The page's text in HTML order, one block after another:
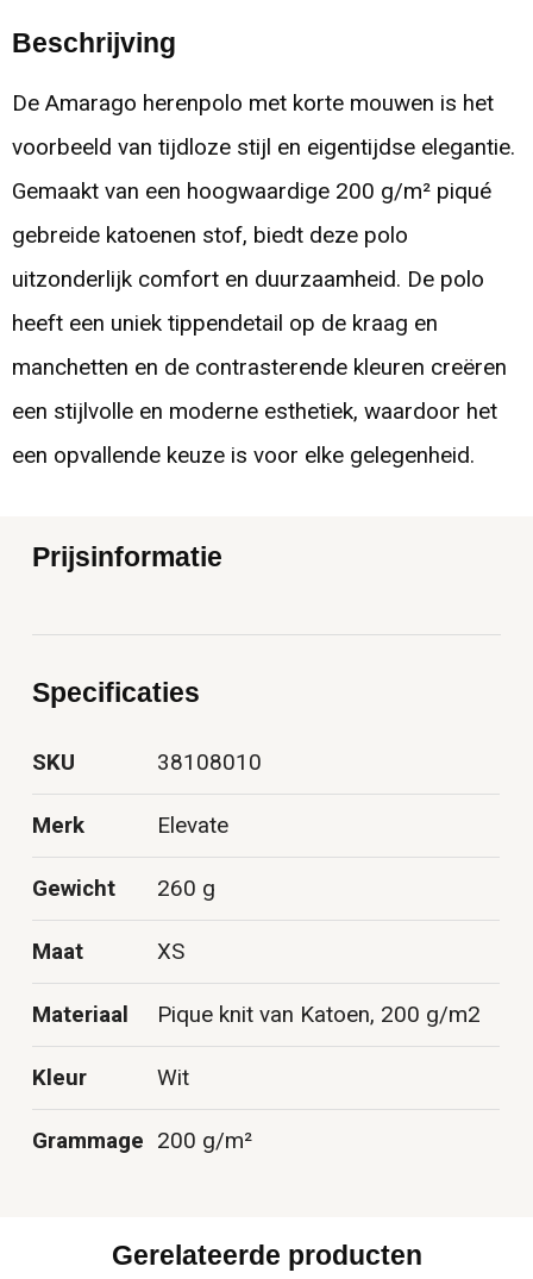
Beschrijving
De Amarago herenpolo met korte mouwen is het
voorbeeld van tijdloze stijl en eigentijdse elegantie.
Gemaakt van een hoogwaardige 200 g/m² piqué
gebreide katoenen stof, biedt deze polo
uitzonderlijk comfort en duurzaamheid. De polo
heeft een uniek tippendetail op de kraag en
manchetten en de contrasterende kleuren creëren
een stijlvolle en moderne esthetiek, waardoor het
een opvallende keuze is voor elke gelegenheid.
Prijsinformatie
Specificaties
SKU 38108010
Merk Elevate
Gewicht 260 g
Maat XS
Materiaal Pique knit van Katoen, 200 g/m2
Kleur Wit
Grammage 200 g/m²
Gerelateerde producten